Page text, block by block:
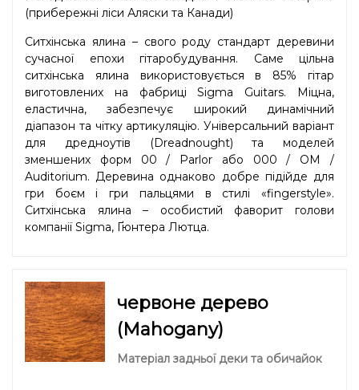
(прибережні ліси Аляски та Канади)
Ситхінська ялина – свого роду стандарт деревини
сучасної епохи гітаробудування. Саме цільна
ситхінська ялина використовується в 85% гітар
виготовлених на фабриці Sigma Guitars. Міцна,
еластична, забезпечує широкий динамічний
діапазон та чітку артикуляцію. Універсальний варіант
для дредноутів (Dreadnought) та моделей
зменшених форм 00 / Parlor або 000 / OM /
Auditorium. Деревина однаково добре підійде для
гри боєм і гри пальцями в стилі «fingerstyle».
Ситхінська ялина – особистий фаворит голови
компанії Sigma, Ґюнтера Лютца.
червоне дерево
(Mahogany)
Матеріал задньої деки та обичайок